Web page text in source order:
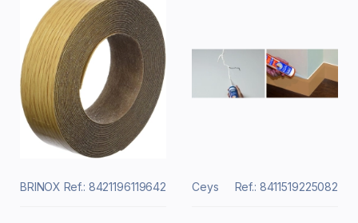
BRINOX Ref.: 8421196119642 Ceys Ref.: 8411519225082